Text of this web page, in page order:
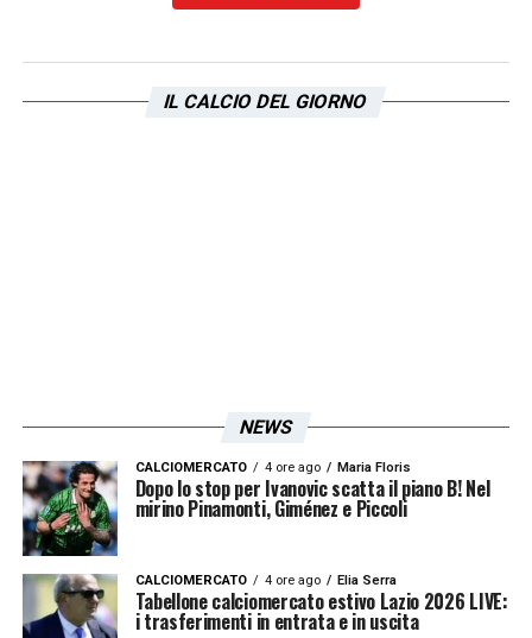
IL CALCIO DEL GIORNO
NEWS
CALCIOMERCATO 4 ore ago Maria Floris
Dopo lo stop per Ivanovic scatta il piano B! Nel
mirino Pinamonti, Giménez e Piccoli
CALCIOMERCATO 4 ore ago Elia Serra
Tabellone calciomercato estivo Lazio 2026 LIVE:
i trasferimenti in entrata e in uscita